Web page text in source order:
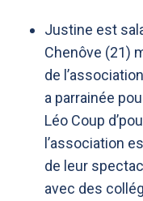
Justine est
Chenôve (21)
de
a parrainée
Léo Coup
l’association
de leur
avec des